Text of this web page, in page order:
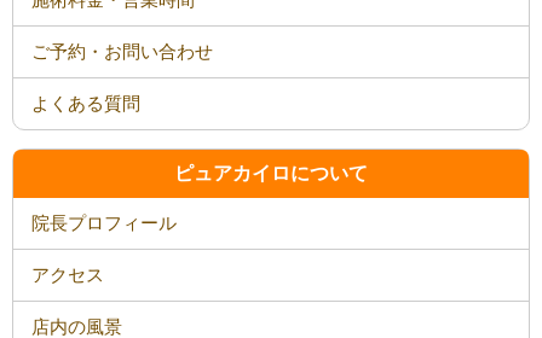
ご予約・お問い合わせ
よくある質問
ピュアカイロについて
院長プロフィール
アクセス
店内の風景